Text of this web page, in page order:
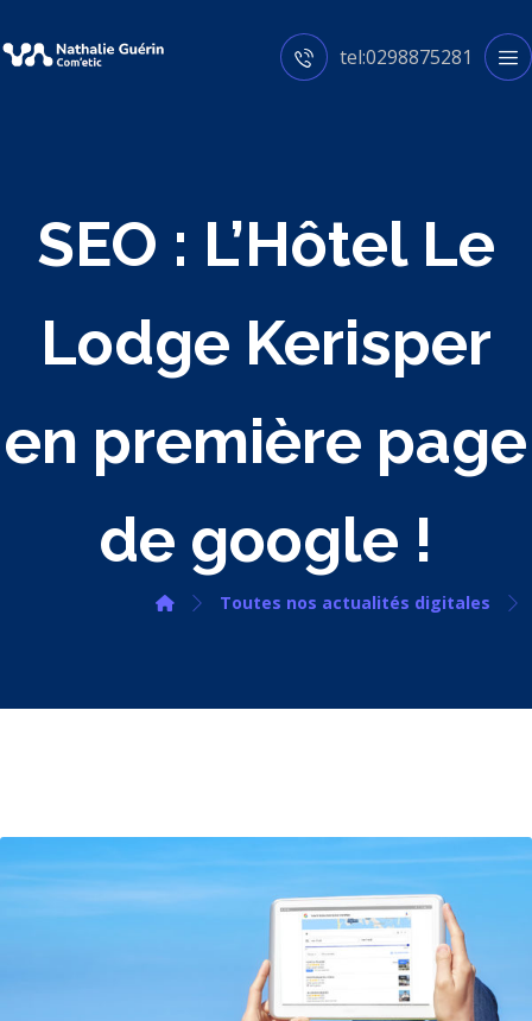
tel:0298875281
SEO : L’Hôtel Le
Lodge Kerisper
en première page
de google !
Toutes nos actualités digitales